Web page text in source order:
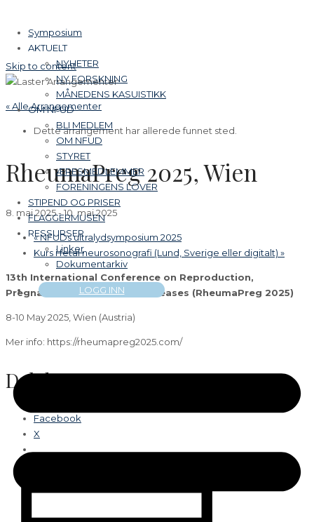
Skip to content
Symposium
AKTUELT
NYHETER
NY FORSKNING
MÅNEDENS KASUISTIKK
OM NFUD
BLI MEDLEM
OM NFUD
STYRET
ÆRESMEDLEMMER
FORENINGENS LOVER
STIPEND OG PRISER
FLAGGERMUSEN
RESSURSER
Linker
Dokumentarkiv
LOGG INN
« Alle Arrangementer
Dette arrangement har allerede funnet sted.
RheumaPreg 2025, Wien
8. mai 2025-10. mai 2025
«NFUDs ultralydsymposium 2025
Kurs i fetal neurosonografi (Lund, Sverige eller digitalt) »
13th International Conference on Reproduction,
Pregnancy and Rheumatic diseases (RheumaPreg 2025)
8-10 May 2025, Wien (Austria)
Mer info: https://rheumapreg2025.com/
Del dette:
Facebook
X